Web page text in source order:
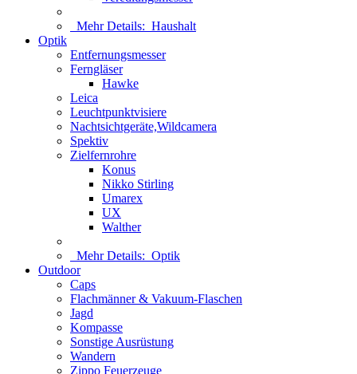
Mehr Details: Haushalt
Optik
Entfernungsmesser
Ferngläser
Hawke
Leica
Leuchtpunktvisiere
Nachtsichtgeräte,Wildcamera
Spektiv
Zielfernrohre
Konus
Nikko Stirling
Umarex
UX
Walther
Mehr Details: Optik
Outdoor
Caps
Flachmänner & Vakuum-Flaschen
Jagd
Kompasse
Sonstige Ausrüstung
Wandern
Zippo Feuerzeuge